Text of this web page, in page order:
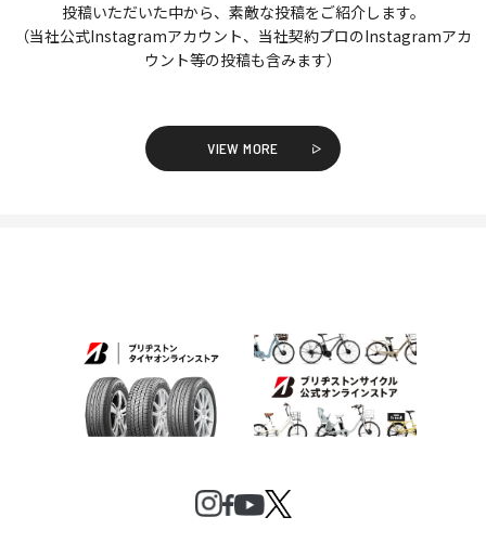
投稿いただいた中から、素敵な投稿をご紹介します。
（当社公式Instagramアカウント、当社契約プロのInstagramアカ
ウント等の投稿も含みます）
VIEW MORE